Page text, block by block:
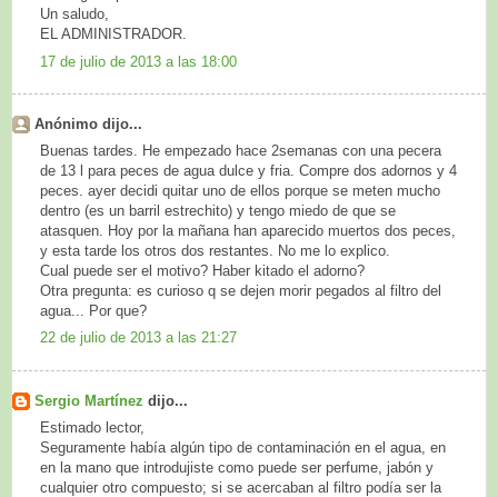
Un saludo,
EL ADMINISTRADOR.
17 de julio de 2013 a las 18:00
Anónimo dijo...
Buenas tardes. He empezado hace 2semanas con una pecera
de 13 l para peces de agua dulce y fria. Compre dos adornos y 4
peces. ayer decidi quitar uno de ellos porque se meten mucho
dentro (es un barril estrechito) y tengo miedo de que se
atasquen. Hoy por la mañana han aparecido muertos dos peces,
y esta tarde los otros dos restantes. No me lo explico.
Cual puede ser el motivo? Haber kitado el adorno?
Otra pregunta: es curioso q se dejen morir pegados al filtro del
agua... Por que?
22 de julio de 2013 a las 21:27
Sergio Martínez dijo...
Estimado lector,
Seguramente había algún tipo de contaminación en el agua, en
en la mano que introdujiste como puede ser perfume, jabón y
cualquier otro compuesto; si se acercaban al filtro podía ser la